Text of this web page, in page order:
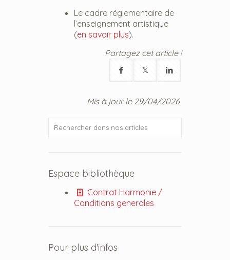
Le cadre réglementaire de
l’enseignement artistique
(en savoir plus).
Partagez cet article !
Mis à jour le 29/04/2026
Espace bibliothèque
Contrat Harmonie /
Conditions generales
Pour plus d'infos